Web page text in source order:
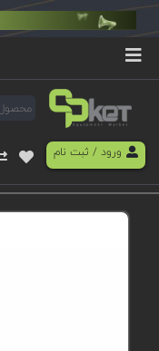
ورود/ ثبت نام